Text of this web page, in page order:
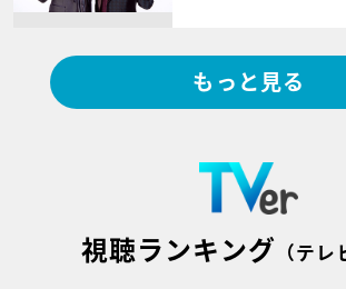
もっと見る
視聴ランキング （テレ